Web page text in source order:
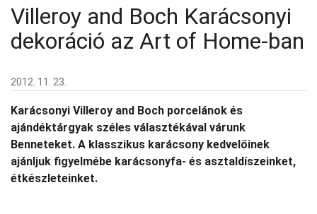
Villeroy and Boch Karácsonyi
dekoráció az Art of Home-ban
2012. 11. 23.
Karácsonyi Villeroy and Boch porcelánok és
ajándéktárgyak széles választékával várunk
Benneteket. A klasszikus karácsony kedvelőinek
ajánljuk figyelmébe karácsonyfa- és asztaldíszeinket,
étkészleteinket.